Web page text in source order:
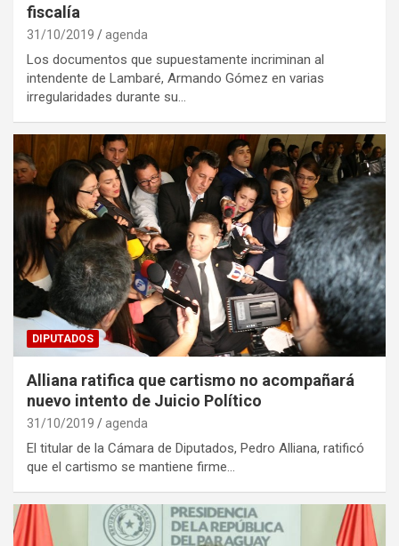
fiscalía
31/10/2019 agenda
Los documentos que supuestamente incriminan al
intendente de Lambaré, Armando Gómez en varias
irregularidades durante su…
DIPUTADOS
Alliana ratifica que cartismo no acompañará
nuevo intento de Juicio Político
31/10/2019 agenda
El titular de la Cámara de Diputados, Pedro Alliana, ratificó
que el cartismo se mantiene firme…